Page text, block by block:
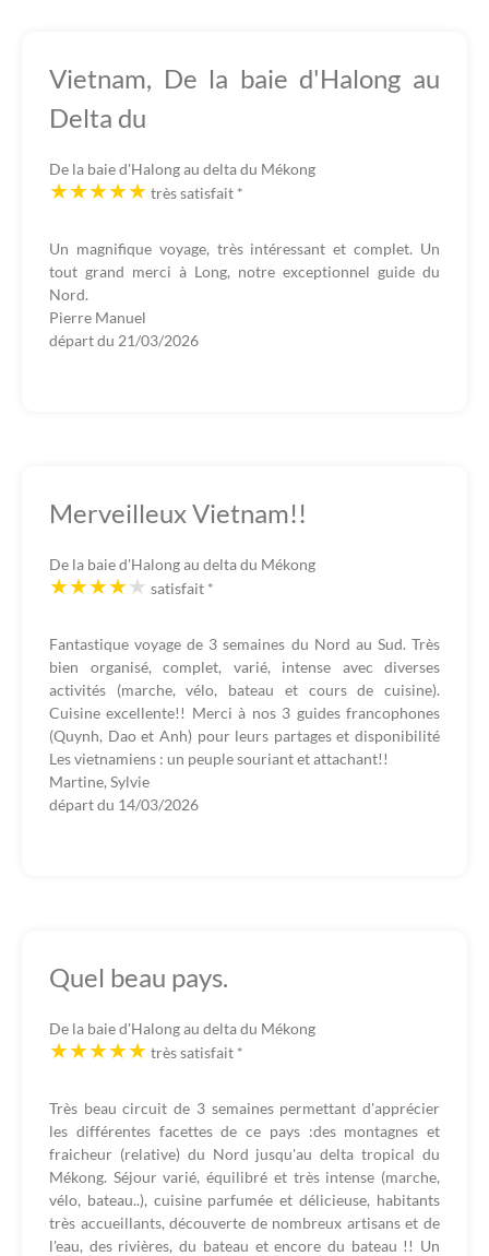
Vietnam, De la baie d'Halong au
Delta du
De la baie d'Halong au delta du Mékong
très satisfait *
Un magnifique voyage, très intéressant et complet. Un
tout grand merci à Long, notre exceptionnel guide du
Nord.
Pierre Manuel
départ du 21/03/2026
Merveilleux Vietnam!!
De la baie d'Halong au delta du Mékong
satisfait *
Fantastique voyage de 3 semaines du Nord au Sud. Très
bien organisé, complet, varié, intense avec diverses
activités (marche, vélo, bateau et cours de cuisine).
Cuisine excellente!! Merci à nos 3 guides francophones
(Quynh, Dao et Anh) pour leurs partages et disponibilité
Les vietnamiens : un peuple souriant et attachant!!
Martine, Sylvie
départ du 14/03/2026
Quel beau pays.
De la baie d'Halong au delta du Mékong
très satisfait *
Très beau circuit de 3 semaines permettant d'apprécier
les différentes facettes de ce pays :des montagnes et
fraicheur (relative) du Nord jusqu'au delta tropical du
Mékong. Séjour varié, équilibré et très intense (marche,
vélo, bateau..), cuisine parfumée et délicieuse, habitants
très accueillants, découverte de nombreux artisans et de
l'eau, des rivières, du bateau et encore du bateau !! Un